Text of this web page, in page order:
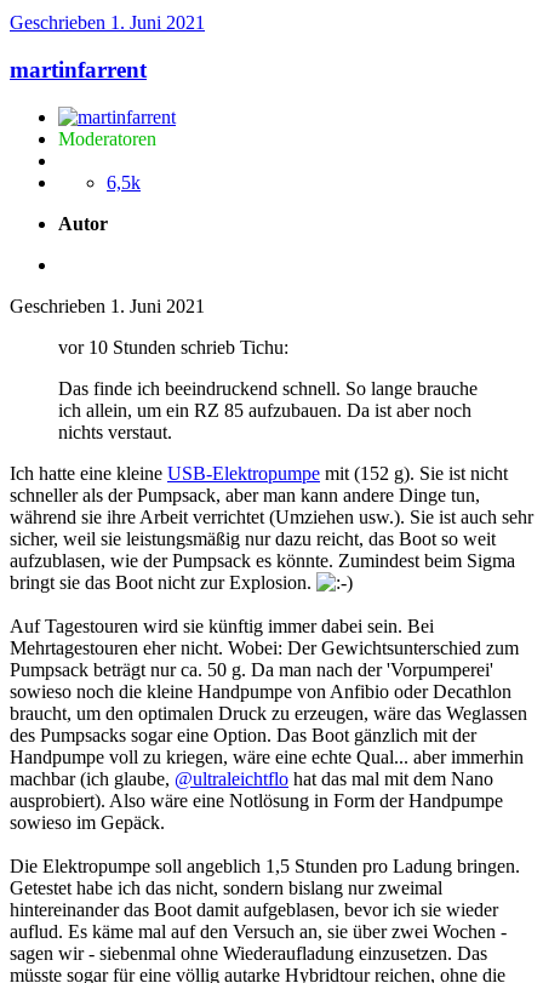
Geschrieben 1. Juni 2021
martinfarrent
Moderatoren
6,5k
Autor
Geschrieben 1. Juni 2021
vor 10 Stunden schrieb Tichu:
Das finde ich beeindruckend schnell. So lange brauche
ich allein, um ein RZ 85 aufzubauen. Da ist aber noch
nichts verstaut.
Ich hatte eine kleine USB-Elektropumpe mit (152 g). Sie ist nicht
schneller als der Pumpsack, aber man kann andere Dinge tun,
während sie ihre Arbeit verrichtet (Umziehen usw.). Sie ist auch sehr
sicher, weil sie leistungsmäßig nur dazu reicht, das Boot so weit
aufzublasen, wie der Pumpsack es könnte. Zumindest beim Sigma
bringt sie das Boot nicht zur Explosion.
Auf Tagestouren wird sie künftig immer dabei sein. Bei
Mehrtagestouren eher nicht. Wobei: Der Gewichtsunterschied zum
Pumpsack beträgt nur ca. 50 g. Da man nach der 'Vorpumperei'
sowieso noch die kleine Handpumpe von Anfibio oder Decathlon
braucht, um den optimalen Druck zu erzeugen, wäre das Weglassen
des Pumpsacks sogar eine Option. Das Boot gänzlich mit der
Handpumpe voll zu kriegen, wäre eine echte Qual... aber immerhin
machbar (ich glaube, @ultraleichtflo hat das mal mit dem Nano
ausprobiert). Also wäre eine Notlösung in Form der Handpumpe
sowieso im Gepäck.
Die Elektropumpe soll angeblich 1,5 Stunden pro Ladung bringen.
Getestet habe ich das nicht, sondern bislang nur zweimal
hintereinander das Boot damit aufgeblasen, bevor ich sie wieder
auflud. Es käme mal auf den Versuch an, sie über zwei Wochen -
sagen wir - siebenmal ohne Wiederaufladung einzusetzen. Das
müsste sogar für eine völlig autarke Hybridtour reichen, ohne die